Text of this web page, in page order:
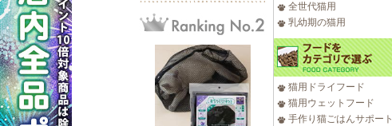
全世代猫用
乳幼期の猫用
猫用ドライフード
猫用ウェットフード
手作り猫ごはんサポート